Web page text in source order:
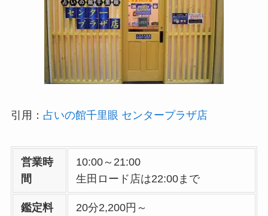
引用： 占いの館千里眼 センタープラザ店
営業時
間
10:00～21:00
生田ロード店は22:00まで
鑑定料
20分2,200円～